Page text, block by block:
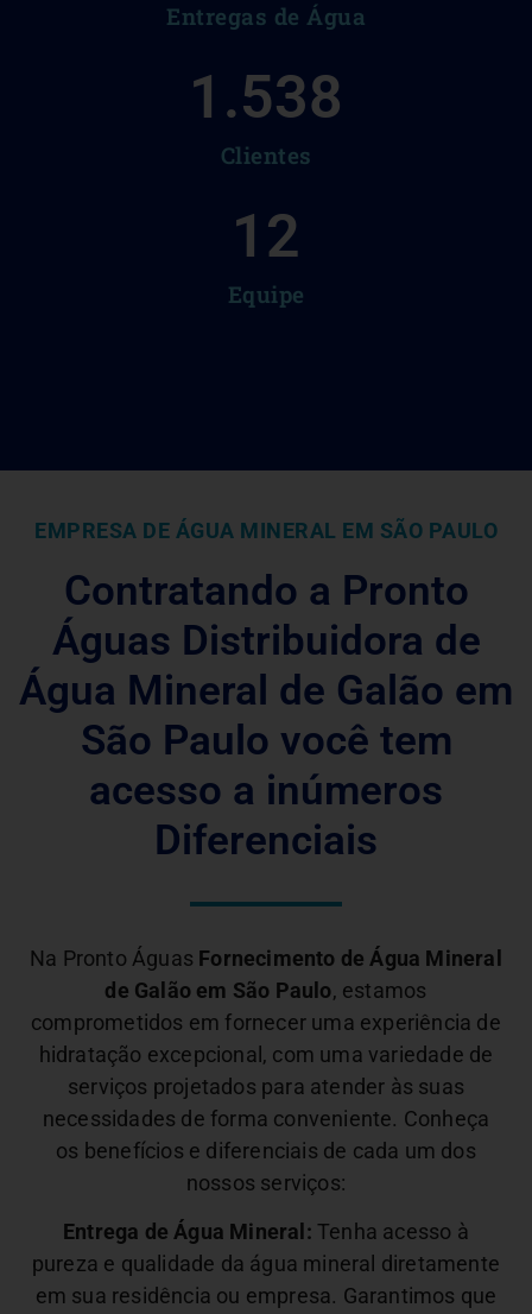
Entregas de Água
Clientes
1.538
Equipe
12
EMPRESA DE ÁGUA MINERAL EM SÃO PAULO
Contratando a Pronto
Águas Distribuidora de
Água Mineral de Galão em
São Paulo você tem
acesso a inúmeros
Diferenciais
Na Pronto Águas Fornecimento de Água Mineral
de Galão em São Paulo, estamos
comprometidos em fornecer uma experiência de
hidratação excepcional, com uma variedade de
serviços projetados para atender às suas
necessidades de forma conveniente. Conheça
os benefícios e diferenciais de cada um dos
nossos serviços:
Entrega de Água Mineral:Tenha acesso à
pureza e qualidade da água mineral diretamente
em sua residência ou empresa. Garantimos que